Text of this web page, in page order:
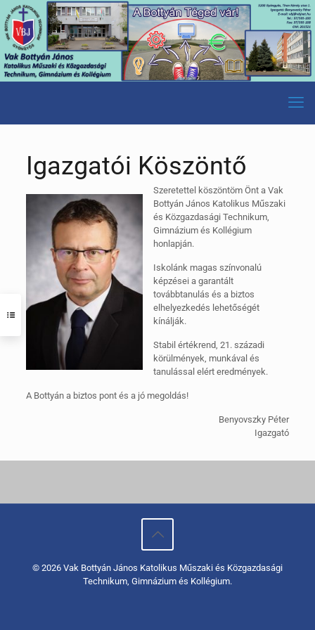
Igazgatói Köszöntő
Szeretettel köszöntöm Önt a Vak
Bottyán János Katolikus Műszaki
és Közgazdasági Technikum,
Gimnázium és Kollégium
honlapján.
Iskolánk magas színvonalú
képzései a garantált
továbbtanulás és a biztos
elhelyezkedés lehetőségét
kínálják.
Stabil értékrend, 21. századi
körülmények, munkával és
tanulással elért eredmények.
A Bottyán a biztos pont és a jó megoldás!
Benyovszky Péter
Igazgató
© 2026 Vak Bottyán János Katolikus Műszaki és Közgazdasági
Technikum, Gimnázium és Kollégium.